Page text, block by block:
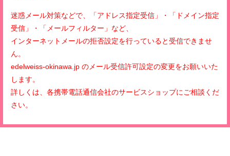
迷惑メール対策などで、「アドレス指定受信」・「ドメイン指定
受信」・「メールフィルター」など、
インターネットメールの拒否設定を行っていると受信できませ
ん。
edelweiss-okinawa.jp のメール受信許可設定の変更をお願いいた
します。
詳しくは、各携帯電話通信会社のサービスショップにご相談くだ
さい。